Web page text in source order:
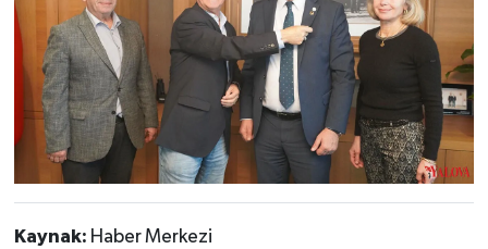
Kaynak: Haber Merkezi